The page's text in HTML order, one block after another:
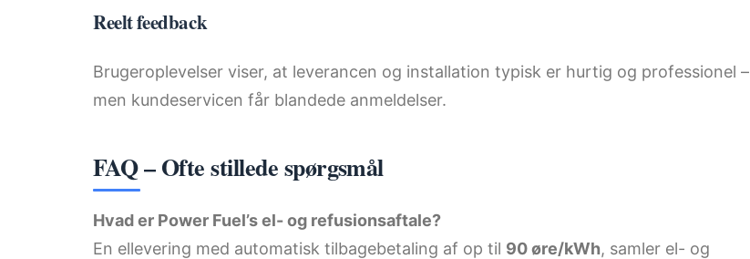
Reelt feedback
Brugeroplevelser viser, at leverancen og installation typisk er hurtig og professionel –
men kundeservicen får blandede anmeldelser.
FAQ – Ofte stillede spørgsmål
Hvad er Power Fuel’s el- og refusionsaftale?
En ellevering med automatisk tilbagebetaling af op til 90 øre/kWh, samler el- og